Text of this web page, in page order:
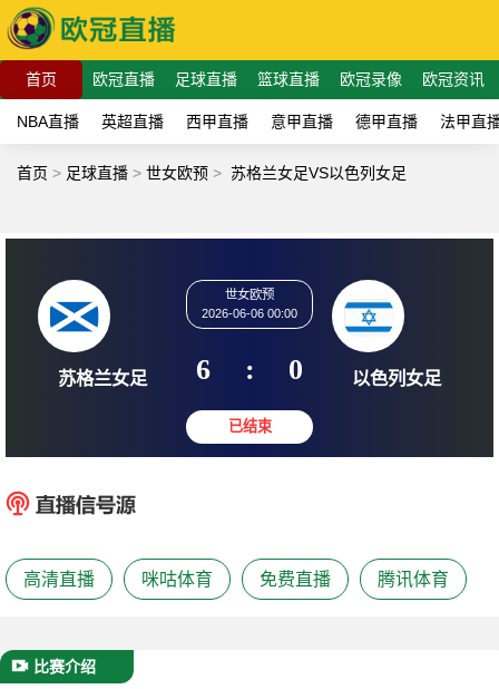
首页 欧冠直播 足球直播 篮球直播 欧冠录像 欧冠资讯
NBA直播 英超直播 西甲直播 意甲直播 德甲直播 法甲直
首页 > 足球直播 > 世女欧预 > 苏格兰女足VS以色列女足
苏格兰女足
世女欧预
2026-06-06 00:00
6 : 0 以色
高清直播 咪咕体育 免费直播 腾讯体育
比赛介绍